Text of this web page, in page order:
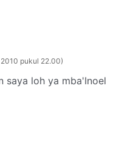
pukul 22.00
saya loh ya mba'Inoel